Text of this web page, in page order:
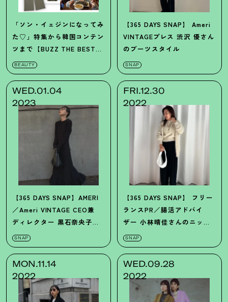
「ソン・イェジンになってみ
た♡」特集から韓国コンテン
ツまで【BUZZ THE BEST
2022】2022年のスマッシュ
ヒットを総ざらい！
BEAUTY
【365 DAYS SNAP】
Ameri
VINTAGEプレス 渋沢 優さん
のブーツスタイル
SNAP
WED.01.04
2023
【365 DAYS SNAP】AMERI
／Ameri VINTAGE CEO兼
ディレクター 黒石奈央子さ
んのドレススタイル
SNAP
FRI.12.30
2022
【365 DAYS SNAP】
フリー
ランスPR／腸活アドバイ
ザー 小林晴佳さんのニット
スタイル
SNAP
MON.11.14
2022
WED.09.28
2022